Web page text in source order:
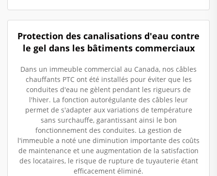
Protection des canalisations d'eau contre
le gel dans les bâtiments commerciaux
Dans un immeuble commercial au Canada, nos câbles
chauffants PTC ont été installés pour éviter que les
conduites d'eau ne gèlent pendant les rigueurs de
l'hiver. La fonction autorégulante des câbles leur
permet de s'adapter aux variations de température
sans surchauffe, garantissant ainsi le bon
fonctionnement des conduites. La gestion de
l'immeuble a noté une diminution importante des coûts
de maintenance et une augmentation de la satisfaction
des locataires, le risque de rupture de tuyauterie étant
efficacement éliminé.